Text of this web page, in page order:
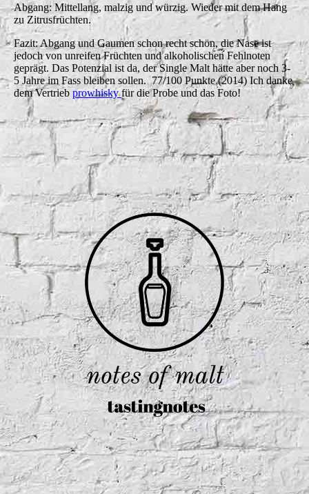
Abgang: Mittellang, malzig und würzig. Wieder mit dem Hang
zu Zitrusfrüchten.
Fazit: Abgang und Gaumen schon recht schön, die Nase ist
jedoch von unreifen Früchten und alkoholischen Fehlnoten
geprägt. Das Potenzial ist da, der Single Malt hätte aber noch 3-
5 Jahre im Fass bleiben sollen. 77/100 Punkte (2014) Ich danke
dem Vertrieb prowhiskyfür die Probe und das Foto!